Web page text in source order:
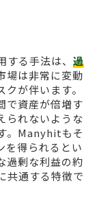
る手法は、 過
場は非常に変動
が伴います。
で資産が倍増す
られないような
。Manyhitもそ
を得られるとい
過剰な利益の約
共通する特徴で